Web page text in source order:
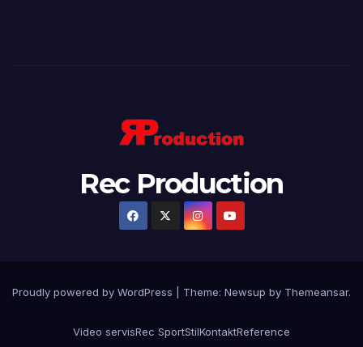
Rec Production
Proudly powered by WordPress Theme: Newsup by Themeansar.
Video servisRec SportStilKontaktReference